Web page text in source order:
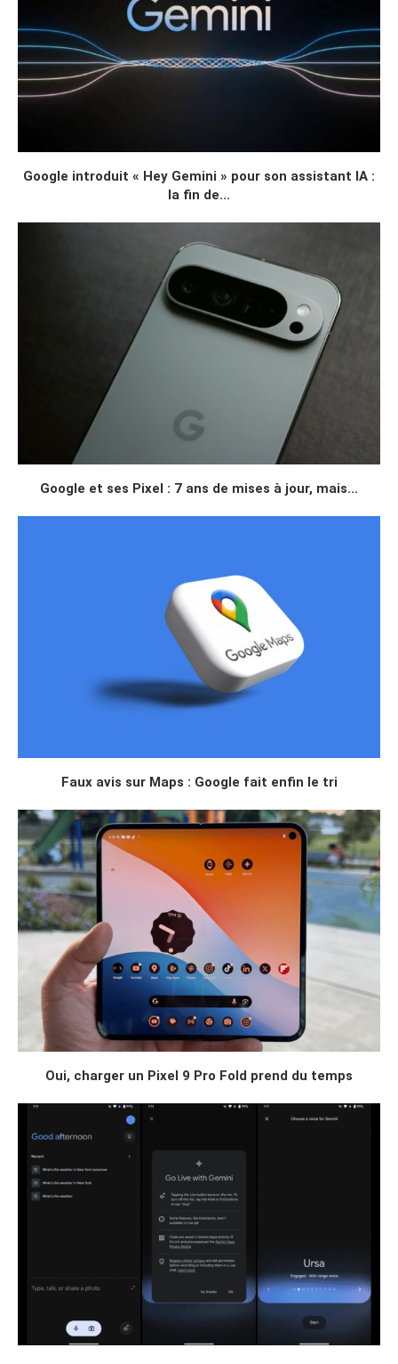
Google introduit « Hey Gemini » pour son assistant IA :
la fin de...
Google et ses Pixel : 7 ans de mises à jour, mais...
Faux avis sur Maps : Google fait enfin le tri
Oui, charger un Pixel 9 Pro Fold prend du temps